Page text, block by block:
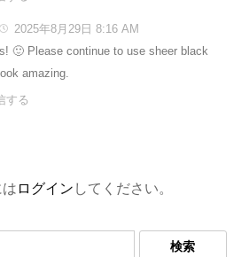
2025年8月29日 8:16 AM
🙂 Please continue to use sheer black
amazing.
する
ログイン してください。